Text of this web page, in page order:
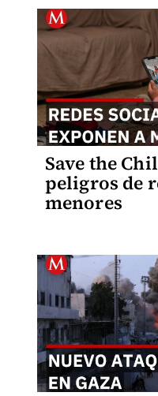
Save the
peligros de
menores